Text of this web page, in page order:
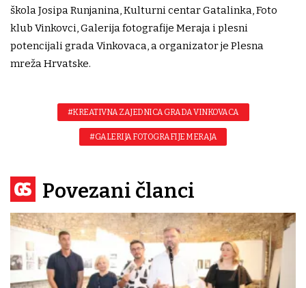
škola Josipa Runjanina, Kulturni centar Gatalinka, Foto
klub Vinkovci, Galerija fotografije Meraja i plesni
potencijali grada Vinkovaca, a organizator je Plesna
mreža Hrvatske.
#KREATIVNA ZAJEDNICA GRADA VINKOVACA
#GALERIJA FOTOGRAFIJE MERAJA
Povezani članci